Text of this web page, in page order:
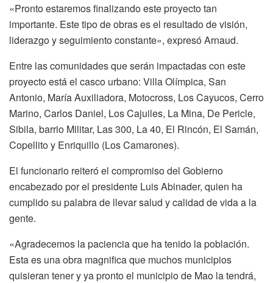
«Pronto estaremos finalizando este proyecto tan
importante. Este tipo de obras es el resultado de visión,
liderazgo y seguimiento constante», expresó Arnaud.
Entre las comunidades que serán impactadas con este
proyecto está el casco urbano: Villa Olímpica, San
Antonio, María Auxiliadora, Motocross, Los Cayucos, Cerro
Marino, Carlos Daniel, Los Cajuiles, La Mina, De Pericle,
Sibila, barrio Militar, Las 300, La 40, El Rincón, El Samán,
Copellito y Enriquillo (Los Camarones).
El funcionario reiteró el compromiso del Gobierno
encabezado por el presidente Luis Abinader, quien ha
cumplido su palabra de llevar salud y calidad de vida a la
gente.
«Agradecemos la paciencia que ha tenido la población.
Esta es una obra magnifica que muchos municipios
quisieran tener y ya pronto el municipio de Mao la tendrá,